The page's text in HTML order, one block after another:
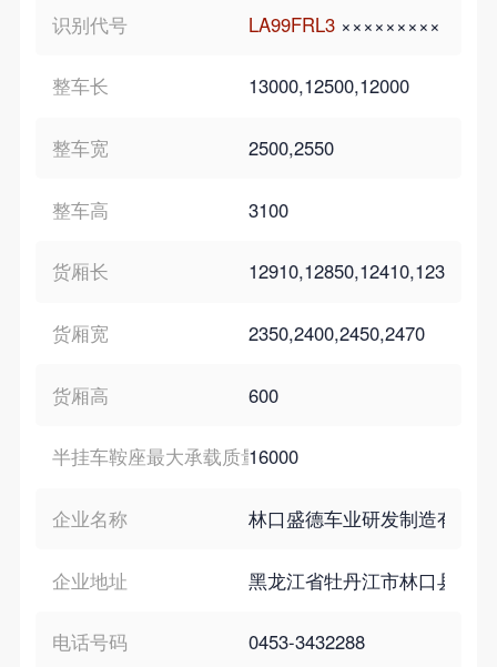
识别代号 LA99FRL3 ×××××××××
整车长 13000,12500,12000
整车宽 2500,2550
整车高 3100
货厢长
货厢宽 2350,2400,2450,2470
货厢高 600
半挂车鞍座最大承载质量16000
企业名称 林口盛德车业研发制造有限
企业地址 黑龙江省牡丹江市林口县振
电话号码 0453-3432288